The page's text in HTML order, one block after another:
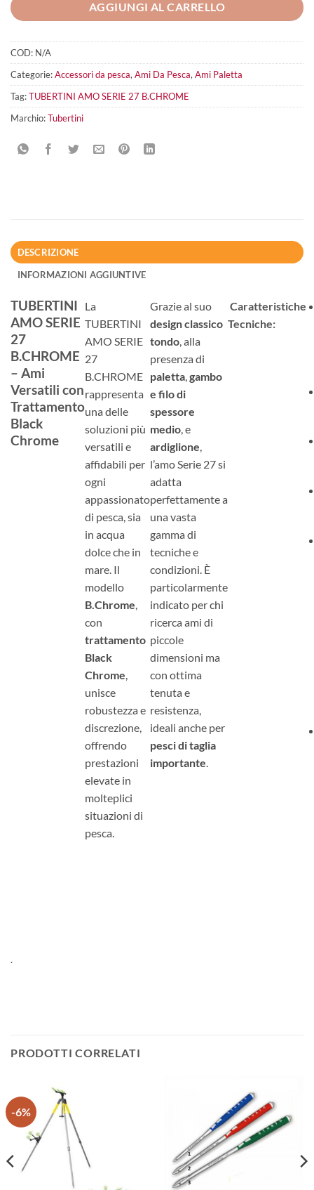
AGGIUNGI AL CARRELLO
COD: N/A
Categorie:Accessori da pesca, Ami Da Pesca, Ami Paletta
Tag:TUBERTINI AMO SERIE 27 B.CHROME
Marchio:Tubertini
DESCRIZIONE
INFORMAZIONI AGGIUNTIVE
TUBERTINI
AMO SERIE
27
B.CHROME
– Ami
Versatili con
Trattamento
Black
Chrome
La
TUBERTINI
AMO SERIE
27
B.CHROME
rappresenta
una delle
soluzioni più
versatili e
affidabili per
ogni
appassionato
di pesca, sia
in acqua
dolce che in
mare. Il
modello
B.Chrome,
con
trattamento
Black
Chrome,
unisce
robustezza e
discrezione,
offrendo
prestazioni
elevate in
molteplici
situazioni di
pesca.
Grazie al suo
design classico
tondo, alla
presenza di
paletta,gambo
e filo di
spessore
medio, e
ardiglione,
l’amo Serie 27 si
adatta
perfettamente a
una vasta
gamma di
tecniche e
condizioni. È
particolarmente
indicato per chi
ricerca ami di
piccole
dimensioni ma
con ottima
tenuta e
resistenza,
ideali anche per
pesci di taglia
importante.
Caratteristiche
Tecniche:
.
PRODOTTI CORRELATI
-6%